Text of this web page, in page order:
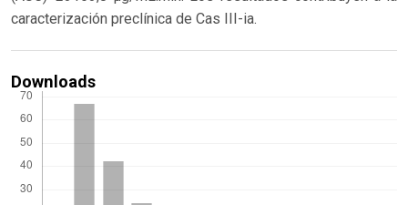
caracterización preclínica de Cas III-ia.
Downloads